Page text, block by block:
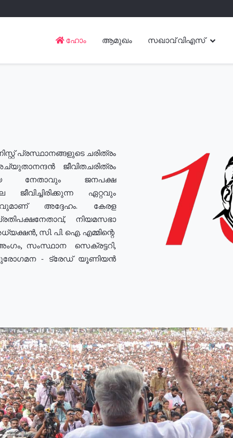
ഹോം ആമുഖം സഖാവ് വിഎസ്
പ്രസ്ഥാനങ്ങളുടെ ചരിത്രം
ജീവിതചരിത്രം
നേതാവും ജനപക്ഷ
ജീവിച്ചിരിക്കുന്ന ഏറ്റവും
അദ്ദേഹം. കേരള
നിയമസഭാ
സി. പി. ഐ. എമ്മിന്റെ
സംസ്ഥാന സെക്രട്ടറി,
പുരോഗമന - ട്രേഡ് യൂണിയൻ